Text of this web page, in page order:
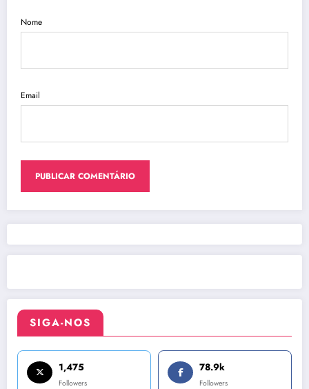
SIGA-NOS
1,475
Followers
78.9k
Followers
Nome
Email